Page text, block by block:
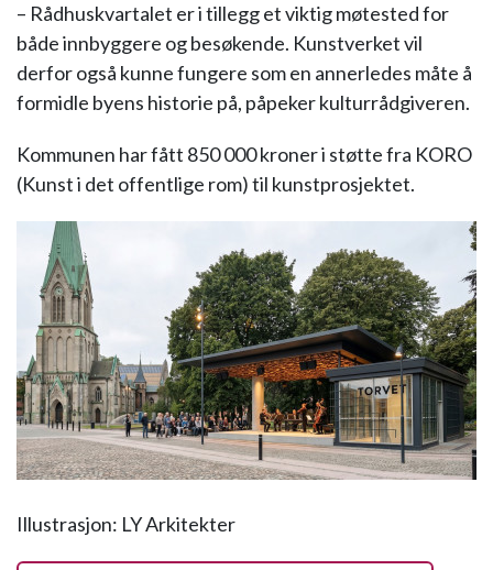
– Rådhuskvartalet er i tillegg et viktig møtested for
både innbyggere og besøkende. Kunstverket vil
derfor også kunne fungere som en annerledes måte å
formidle byens historie på, påpeker kulturrådgiveren.
Kommunen har fått 850 000 kroner i støtte fra KORO
(Kunst i det offentlige rom) til kunstprosjektet.
Illustrasjon: LY Arkitekter